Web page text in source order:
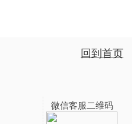
回到首页
微信客服二维码